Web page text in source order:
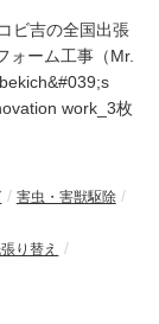
害虫・害獣駆除
り替え